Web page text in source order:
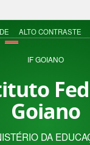
ALTO CONTRASTE
IF GOIANO
Goiano
DA